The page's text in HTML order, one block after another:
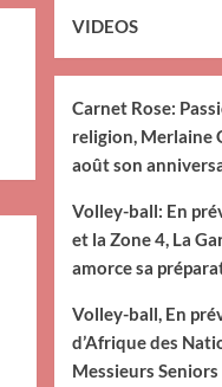
VIDEOS
Carnet Rose:
religion, Merlaine
août son
Volley-ball: En
et la Zone 4, La
amorce sa
Volley-ball, En
d’Afrique des
Messieurs